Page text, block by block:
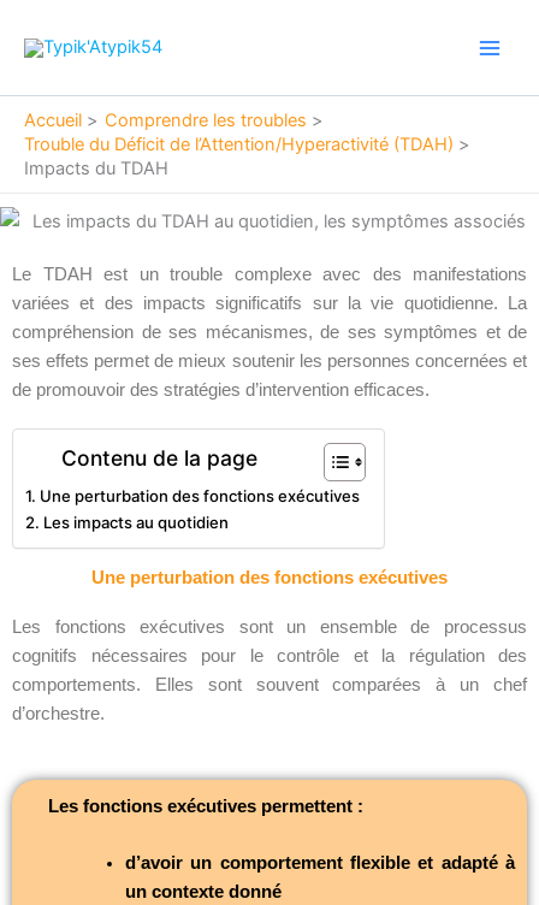
Accueil
Comprendre les troubles
Trouble du Déficit de l’Attention/Hyperactivité (TDAH)
Impacts du TDAH
Le TDAH est un trouble complexe avec des manifestations
variées et des impacts significatifs sur la vie quotidienne. La
compréhension de ses mécanismes, de ses symptômes et de
ses effets permet de mieux soutenir les personnes concernées et
de promouvoir des stratégies d’intervention efficaces.
Contenu de la page
Une perturbation des fonctions exécutives
Les impacts au quotidien
Une perturbation des fonctions exécutives
Les fonctions exécutives sont un ensemble de processus
cognitifs nécessaires pour le contrôle et la régulation des
comportements. Elles sont souvent comparées à un chef
d’orchestre.
Les fonctions exécutives permettent :
d’avoir un comportement flexible et adapté à
un contexte donné